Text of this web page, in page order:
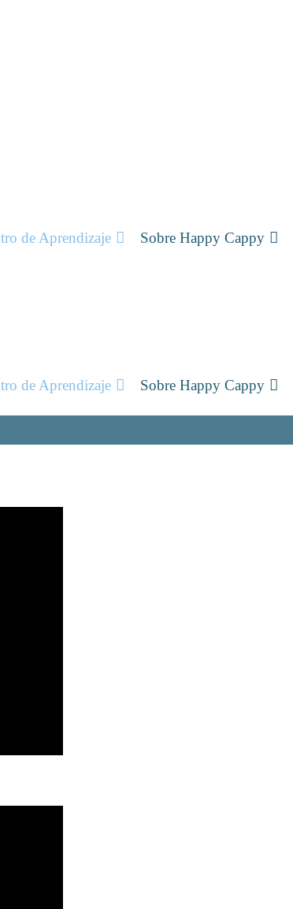
de Aprendizaje Sobre Happy Cappy
de Aprendizaje Sobre Happy Cappy